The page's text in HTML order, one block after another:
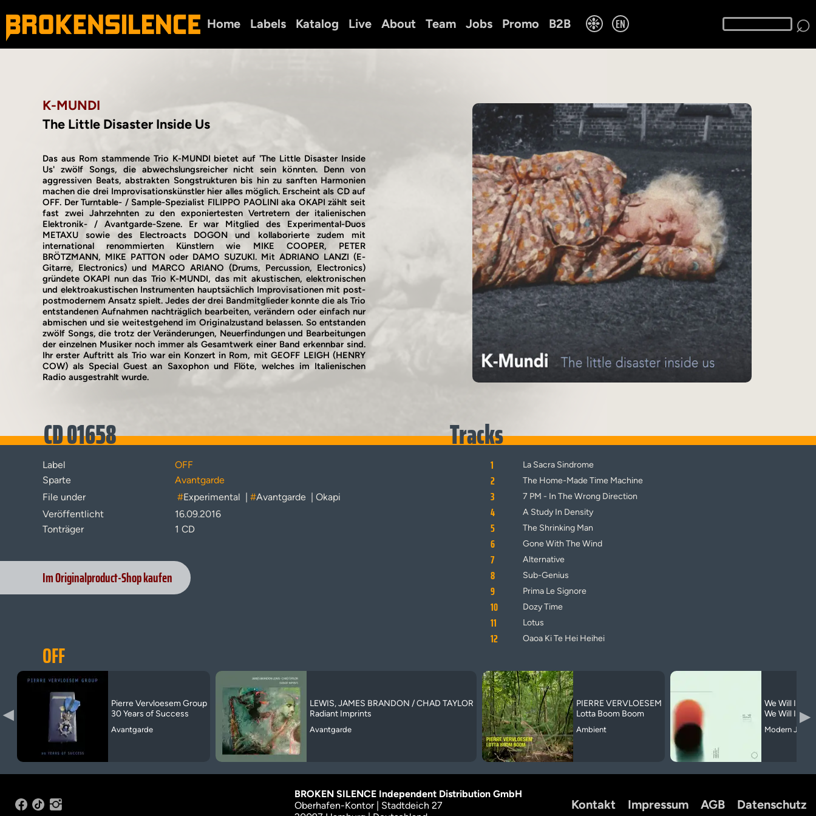
Home Labels Katalog Live About Team Jobs Promo B2B ❉ EN ⌕
K-MUNDI
The Little Disaster Inside Us
Das aus Rom stammende Trio K-MUNDI bietet auf 'The Little Disaster Inside
Us' zwölf Songs, die abwechslungsreicher nicht sein könnten. Denn von
aggressiven Beats, abstrakten Songstrukturen bis hin zu sanften Harmonien
machen die drei Improvisationskünstler hier alles möglich. Erscheint als CD auf
OFF. Der Turntable- / Sample-Spezialist FILIPPO PAOLINI aka OKAPI zählt seit
fast zwei Jahrzehnten zu den exponiertesten Vertretern der italienischen
Elektronik- / Avantgarde-Szene. Er war Mitglied des Experimental-Duos
METAXU sowie des Electroacts DOGON und kollaborierte zudem mit
international renommierten Künstlern wie MIKE COOPER, PETER
BRÖTZMANN, MIKE PATTON oder DAMO SUZUKI. Mit ADRIANO LANZI (E-
Gitarre, Electronics) und MARCO ARIANO (Drums, Percussion, Electronics)
gründete OKAPI nun das Trio K-MUNDI, das mit akustischen, elektronischen
und elektroakustischen Instrumenten hauptsächlich Improvisationen mit post-
postmodernem Ansatz spielt. Jedes der drei Bandmitglieder konnte die als Trio
entstandenen Aufnahmen nachträglich bearbeiten, verändern oder einfach nur
abmischen und sie weitestgehend im Originalzustand belassen. So entstanden
zwölf Songs, die trotz der Veränderungen, Neuerfindungen und Bearbeitungen
der einzelnen Musiker noch immer als Gesamtwerk einer Band erkennbar sind.
Ihr erster Auftritt als Trio war ein Konzert in Rom, mit GEOFF LEIGH (HENRY
COW) als Special Guest an Saxophon und Flöte, welches im Italienischen
Radio ausgestrahlt wurde.
CD 01658 Tracks
Label
OFF
Sparte
Avantgarde
File under
#Experimental | #Avantgarde | Okapi
Veröffentlicht
16.09.2016
Tonträger
1 CD
Im Originalproduct-Shop kaufen
1 La Sacra Sindrome
2 The Home-Made Time Machine
3 7 PM - In The Wrong Direction
4 A Study In Density
5 The Shrinking Man
6 Gone With The Wind
7 Alternative
8 Sub-Genius
9 Prima Le Signore
10 Dozy Time
11 Lotus
12 Oaoa Ki Te Hei Heihei
OFF
▶
Pierre Vervloesem Group
30 Years of Success
Avantgarde
LEWIS, JAMES BRANDON / CHAD TAYLOR
Radiant Imprints
Avantgarde
PIERRE VERVLOESEM
Lotta Boom Boom
Ambient
We Will
We Will
Modern Jazz
▶
BROKEN SILENCE Independent Distribution GmbH
Oberhafen-Kontor | Stadtdeich 27
Kontakt Impressum AGB Datenschutz